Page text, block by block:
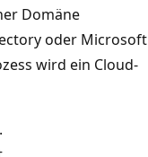
Domäne
oder Microsoft
wird ein Cloud-